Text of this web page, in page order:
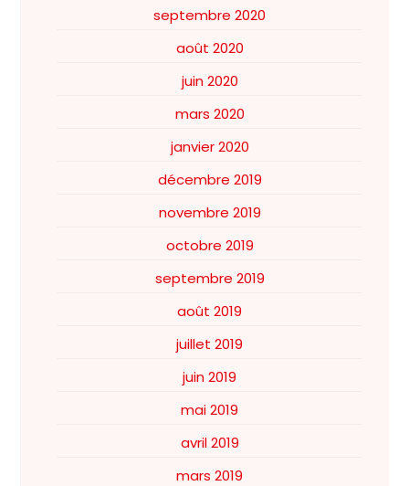
septembre 2020
août 2020
juin 2020
mars 2020
janvier 2020
décembre 2019
novembre 2019
octobre 2019
septembre 2019
août 2019
juillet 2019
juin 2019
mai 2019
avril 2019
mars 2019